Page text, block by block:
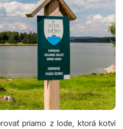
priamo z lode, ktorá kotví